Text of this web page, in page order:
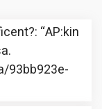
: “AP:kin
93bb923e-